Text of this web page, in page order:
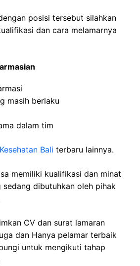
posisi tersebut silahkan
dan cara melamarnya
masih berlaku
dalam tim
Bali terbaru lainnya.
memiliki kualifikasi dan minat
sedang dibutuhkan oleh pihak
CV dan surat lamaran
dan Hanya pelamar terbaik
untuk mengikuti tahap